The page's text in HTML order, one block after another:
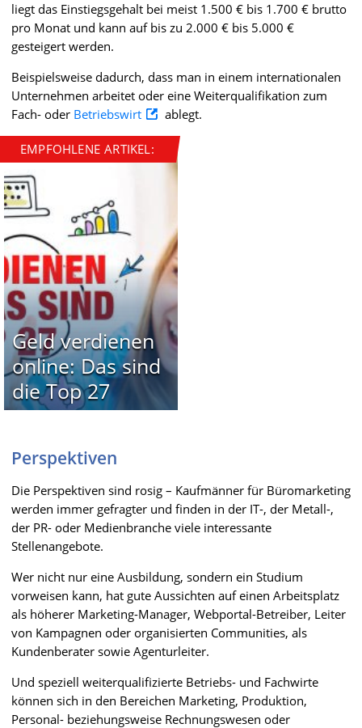
liegt das Einstiegsgehalt bei meist 1.500 € bis 1.700 € brutto
pro Monat und kann auf bis zu 2.000 € bis 5.000 €
gesteigert werden.
Beispielsweise dadurch, dass man in einem internationalen
Unternehmen arbeitet oder eine Weiterqualifikation zum
Fach- oder Betriebswirt ablegt.
EMPFOHLENE ARTIKEL:
Geld verdienen
online: Das sind
die Top 27
Perspektiven
Die Perspektiven sind rosig – Kaufmänner für Büromarketing
werden immer gefragter und finden in der IT-, der Metall-,
der PR- oder Medienbranche viele interessante
Stellenangebote.
Wer nicht nur eine Ausbildung, sondern ein Studium
vorweisen kann, hat gute Aussichten auf einen Arbeitsplatz
als höherer Marketing-Manager, Webportal-Betreiber, Leiter
von Kampagnen oder organisierten Communities, als
Kundenberater sowie Agenturleiter.
Und speziell weiterqualifizierte Betriebs- und Fachwirte
können sich in den Bereichen Marketing, Produktion,
Personal- beziehungsweise Rechnungswesen oder